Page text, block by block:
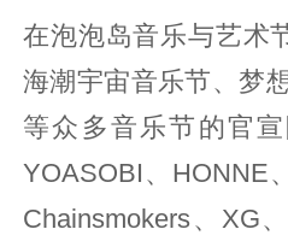
在泡泡岛音乐与艺术
海潮宇宙音乐节、梦
等众多音乐节的官
YOASOBI、HONNE
Chainsmokers、XG